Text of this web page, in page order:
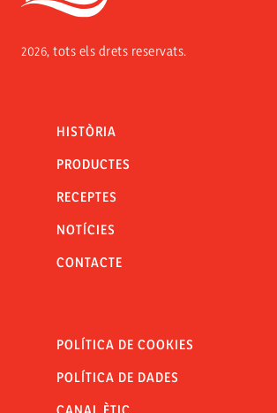
2026, tots els drets reservats.
HISTÒRIA
PRODUCTES
RECEPTES
NOTÍCIES
CONTACTE
POLÍTICA DE COOKIES
POLÍTICA DE DADES